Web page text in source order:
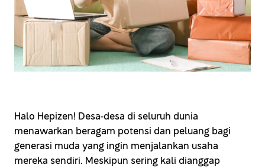
Halo Hepizen! Desa-desa di seluruh dunia
menawarkan beragam potensi dan peluang bagi
generasi muda yang ingin menjalankan usaha
mereka sendiri. Meskipun sering kali dianggap